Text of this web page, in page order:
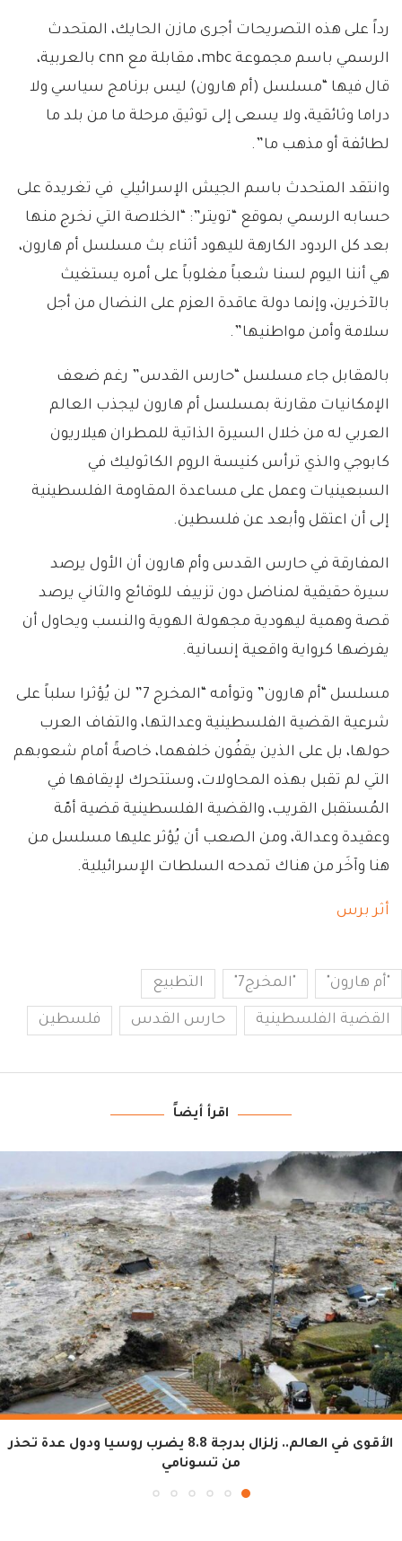
رداً على هذه التصريحات أجرى مازن الحايك، المتحدث
الرسمي باسم مجموعة mbc، مقابلة مع cnn بالعربية،
قال فيها “مسلسل (أم هارون) ليس برنامج سياسي ولا
دراما وثائقية، ولا يسعى إلى توثيق مرحلة ما من بلد ما
لطائفة أو مذهب ما”.
وانتقد المتحدث باسم الجيش الإسرائيلي في تغريدة على
حسابه الرسمي بموقع “تويتر”: “الخلاصة التي نخرج منها
بعد كل الردود الكارهة لليهود أثناء بث مسلسل أم هارون،
هي أننا اليوم لسنا شعباً مغلوباً على أمره يستغيث
بالآخرين، وإنما دولة عاقدة العزم على النضال من أجل
سلامة وأمن مواطنيها”.
بالمقابل جاء مسلسل “حارس القدس” رغم ضعف
الإمكانيات مقارنة بمسلسل أم هارون ليجذب العالم
العربي له من خلال السيرة الذاتية للمطران هيلاريون
كابوجي والذي ترأس كنيسة الروم الكاثوليك في
السبعينيات وعمل على مساعدة المقاومة الفلسطينية
إلى أن اعتقل وأبعد عن فلسطين.
المفارقة في حارس القدس وأم هارون أن الأول يرصد
سيرة حقيقية لمناضل دون تزييف للوقائع والثاني يرصد
قصة وهمية ليهودية مجهولة الهوية والنسب ويحاول أن
يفرضها كرواية واقعية إنسانية.
مسلسل “أم هارون” وتوأمه “المخرج 7” لن يُؤثرا سلباً على
شرعية القضية الفلسطينية وعدالتها، والتفاف العرب
حولها، بل على الذين يقفُون خلفهما، خاصةً أمام شعوبهم
التي لم تقبل بهذه المحاولات، وستتحرك لإيقافها في
المُستقبل القريب، والقضية الفلسطينية قضية أمّة
وعقيدة وعدالة، ومن الصعب أن يُؤثر عليها مسلسل من
هنا وآخَر من هناك تمدحه السلطات الإسرائيلية.
أثر برس
"أم هارون" "المخرج7" التطبيع
القضية الفلسطينية حارس القدس فلسطين
اقرأ أيضاً
الأقوى في العالم.. زلزال بدرجة 8.8 يضرب روسيا ودول عدة تحذر
من تسونامي